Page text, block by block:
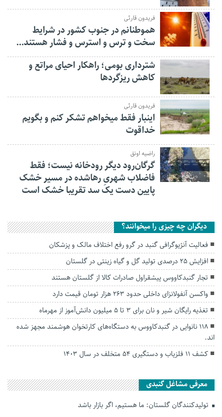
فریدون قارئی
هموطنانم در جنوب کشور در شرایط
سخت و ترس و استرس و فشار هستند…
شترداری بومی؛ راهکار احیای مراتع و
کاهش ریزگردها
فریدون قارئی
اینبار فقط میخواهم تشکر کنم و بگویم
خداقوت
راضیه اونق
گرگان‌رود دیگر رودخانه نیست؛ فقط
فاضلاب شهریِ رهاشده در مسیر خشک
پایین دست یک سد تقریبا خشک است
دیگران چه چیزی را میخوانند؟
فعالیت آنژیوگرافی گنبد در گرو رفع اختلاف مالک و پزشکان
افزایش ۲۵ درصدی تولید گل و گیاه زینتی در گلستان
تجار گنبدکاووس پیشقراول صادرات کالا از گلستان هستند
واکسن آنفولانزای داخلی حدود ۲۶۳ هزار تومان قیمت دارد
تغذیه رایگان شیر و نان برای ۳ تا ۵ میلیون دانش‌آموز از مهرماه
۱۱۸ نانوایی در گنبدکاووس به دستگاه‌های کارتخوان هوشمند مجهز شده
اند.
کشف ۱۱ فلزیاب و دستگیری ۵۴ متخلف در سال ۱۴۰۳
معرفی مشاغل گنبدی
تولیدکنندگان گلستان: ما هستیم، اگر بازار باشد